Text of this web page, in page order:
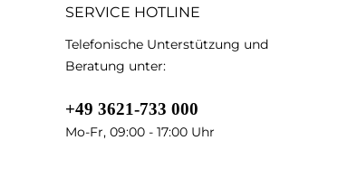
SERVICE HOTLINE
Telefonische Unterstützung und
Beratung unter:
+49 3621-733 000
Mo-Fr, 09:00 - 17:00 Uhr